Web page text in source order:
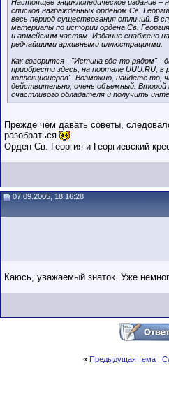
Настоящее энциклопедическое издание –
списков награжденных орденом Св.
весь период существования отличий. В
материалы по истории ордена Св.
и армейским частям. Издание снабжено
редчайшими архивными иллюстрациями.
Как говорится - "Истина где-то рядом" -
приобрести здесь, на портале UUU.RU, в
коллекционеров". Возможно, найдете то,
действительно, очень объемный. Второй
счастливого обладателя и получить
Прежде чем давать советы,
разобраться
Орден Св. Георгия и Георгиевский
07.09.2005, 18:16:28
Каюсь, уважаемый знаток. Уже
« Предыдущая тема|